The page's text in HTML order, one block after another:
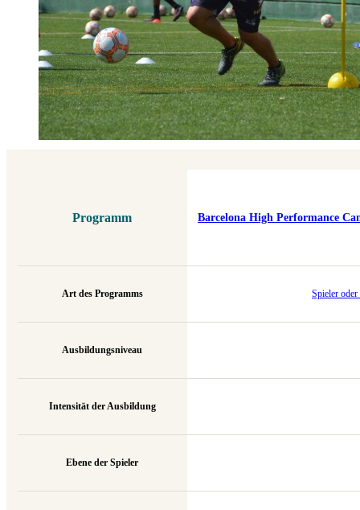
Programm
Art des Programms
Ausbildungsniveau
Intensität der Ausbildung
Ebene der Spieler
Barcelona High Performance
Spieler